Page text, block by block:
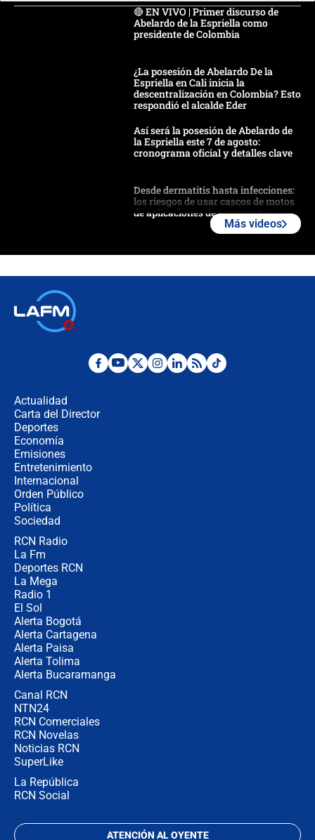
🔴 EN VIVO | Primer discurso de
Abelardo de la Espriella como
presidente de Colombia
¿La posesión de Abelardo De la
Espriella en Cali inicia la
descentralización en Colombia? Esto
respondió el alcalde Eder
Así será la posesión de Abelardo de
la Espriella este 7 de agosto:
cronograma oficial y detalles clave
Desde dermatitis hasta infecciones:
los riesgos de usar cascos de motos
de aplicaciones de transporte
Posesión de Abelardo De La Espriella
Más videos
Actualidad
Carta del Director
Deportes
Economía
Emisiones
Entretenimiento
Internacional
Orden Público
Política
Sociedad
RCN Radio
La Fm
Deportes RCN
La Mega
Radio 1
El Sol
Alerta Bogotá
Alerta Cartagena
Alerta Paisa
Alerta Tolima
Alerta Bucaramanga
Canal RCN
NTN24
RCN Comerciales
RCN Novelas
Noticias RCN
SuperLike
La República
RCN Social
ATENCIÓN AL OYENTE